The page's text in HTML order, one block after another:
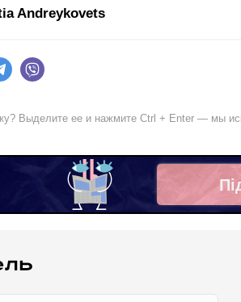
Andreykovets
Telegram
Выделите ее и нажмите Ctrl + Enter — мы